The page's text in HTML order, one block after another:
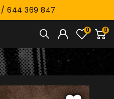
/ 644 369 847
0
0